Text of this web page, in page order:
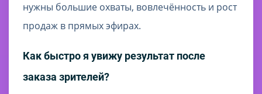
нужны большие охваты, вовлечённость и рост
продаж в прямых эфирах.
Как быстро я увижу результат после
заказа зрителей?